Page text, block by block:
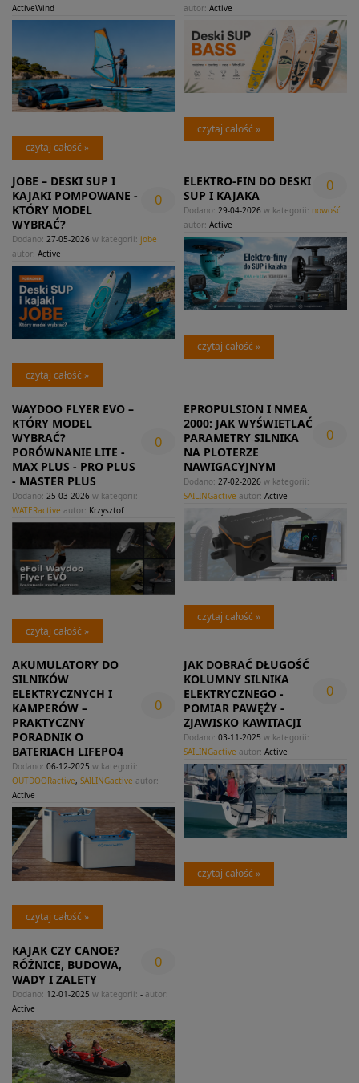
ActiveWind
czytaj całość »
autor: Active
czytaj całość »
JOBE – DESKI SUP I
KAJAKI POMPOWANE -
KTÓRY MODEL
WYBRAĆ?
0
Dodano: 27-05-2026 w kategorii: jobe
autor: Active
czytaj całość »
ELEKTRO-FIN DO DESKI
SUP I KAJAKA
0
Dodano: 29-04-2026 w kategorii: nowość
autor: Active
czytaj całość »
WAYDOO FLYER EVO –
KTÓRY MODEL
WYBRAĆ?
PORÓWNANIE LITE -
MAX PLUS - PRO PLUS
- MASTER PLUS
0
Dodano: 25-03-2026 w kategorii:
WATERactive autor: Krzysztof
czytaj całość »
EPROPULSION I NMEA
2000: JAK WYŚWIETLAĆ
PARAMETRY SILNIKA
NA PLOTERZE
NAWIGACYJNYM
0
Dodano: 27-02-2026 w kategorii:
SAILINGactive autor: Active
czytaj całość »
AKUMULATORY DO
SILNIKÓW
ELEKTRYCZNYCH I
KAMPERÓW –
PRAKTYCZNY
PORADNIK O
BATERIACH LIFEPO4
0
Dodano: 06-12-2025 w kategorii:
OUTDOORactive, SAILINGactive autor:
Active
czytaj całość »
JAK DOBRAĆ DŁUGOŚĆ
KOLUMNY SILNIKA
ELEKTRYCZNEGO -
POMIAR PAWĘŻY -
ZJAWISKO KAWITACJI
0
Dodano: 03-11-2025 w kategorii:
SAILINGactive autor: Active
czytaj całość »
KAJAK CZY CANOE?
RÓŻNICE, BUDOWA,
WADY I ZALETY
0
Dodano: 12-01-2025 w kategorii: - autor:
Active